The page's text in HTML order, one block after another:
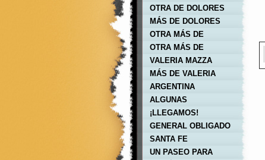
OTRA DE DOLORES
MÁS DE DOLORES
OTRA MÁS DE
VALERIA
OTRA MÁS DE
VALERIA
VALERIA MAZZA
MÁS DE VALERIA
ARGENTINA
ALGUNAS
REFLEXIONES DEL
AÑO 2.000
¡LLEGAMOS!
GENERAL OBLIGADO
SANTA FE
UN PASEO PARA